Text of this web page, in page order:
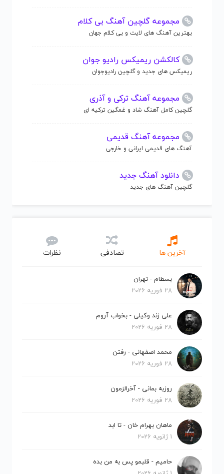
مجموعه گلچین آهنگ بی کلام
بهترین آهنگ های لایت و بی کلام جهان
کالکشن ریمیکس رادیو جوان
ریمیکس های جدید و گلچین رادیوجوان
مجموعه آهنگ ترکی و آذری
گلچین کامل آهنگ شاد و غمگین ترکیه ای
مجموعه آهنگ قدیمی
آهنگ های قدیمی ایرانی و خارجی
دانلود آهنگ جدید
گلچین آهنگ های جدید
آخرین ها تصادفی نظرات
بسطام - تهران
28 فوریه 2026
علی زند وکیلی - بخواب آروم
28 فوریه 2026
محمد اصفهانی - رفتن
28 فوریه 2026
روزبه بمانی - آخرالزمون
28 فوریه 2026
ماهان بهرام خان - تا ابد
1 ژانویه 2026
حامیم - قلبمو پس به من بده